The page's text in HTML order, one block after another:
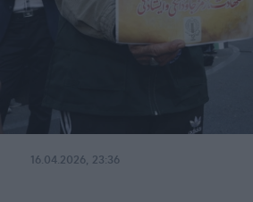
16.04.2026, 23:36